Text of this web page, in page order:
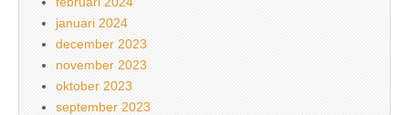
januari 2024
december 2023
november 2023
oktober 2023
september 2023